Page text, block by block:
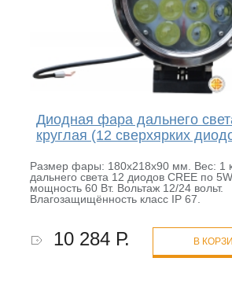
Диодная фара дальнего
круглая (12 сверхярких
Размер фары: 180х218х90 мм. Вес: 1
дальнего света 12 диодов CREE по
мощность 60 Вт. Вольтаж 12/24 вольт.
Влагозащищённость класс IP 67.
10 284 Р. В